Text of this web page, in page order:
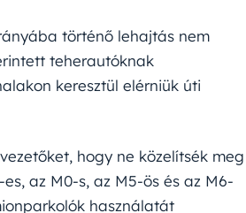
történő lehajtás nem
teherautóknak
keresztül elérniük úti
hogy ne közelítsék meg
az M0-s, az M5-ös és az M6-
használatát